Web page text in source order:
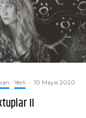
Yerli · 10 Mayıs 2020
II